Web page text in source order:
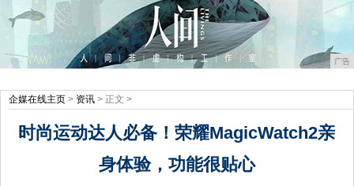
广告
企媒在线主页 > 资讯 > 正文 >
时尚运动达人必备！荣耀MagicWatch2亲
身体验，功能很贴心